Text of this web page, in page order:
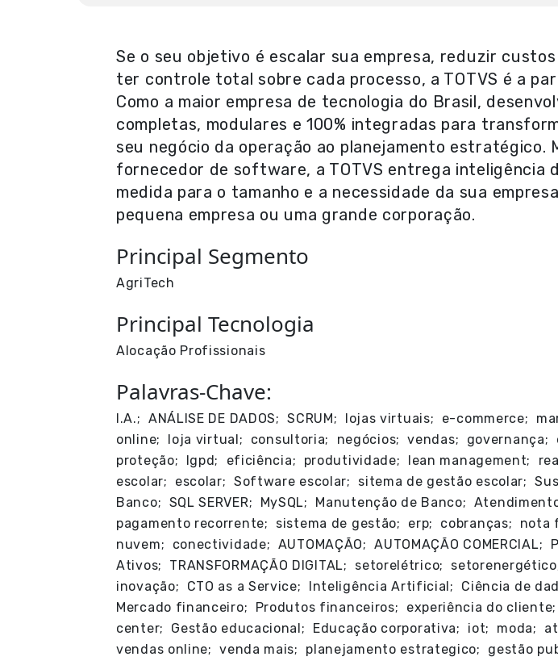
Se o seu objetivo é escalar sua empresa, reduzir
ter controle total sobre cada processo, a TOTVS é a
Como a maior empresa de tecnologia do Brasil,
completas, modulares e 100% integradas para
seu negócio da operação ao planejamento estratégico.
fornecedor de software, a TOTVS entrega inteligência
medida para o tamanho e a necessidade da sua
pequena empresa ou uma grande corporação.
Principal Segmento
AgriTech
Principal Tecnologia
Alocação Profissionais
Palavras-Chave:
I.A.; ANÁLISE DE DADOS; SCRUM; lojas virtuais; e-commerce;
online; loja virtual; consultoria; negócios; vendas; governança;
proteção; lgpd; eficiência; produtividade; lean management;
escolar; escolar; Software escolar; sitema de gestão escolar;
Banco; SQL SERVER; MySQL; Manutenção de Banco;
pagamento recorrente; sistema de gestão; erp; cobranças; nota
nuvem; conectividade; AUTOMAÇÃO; AUTOMAÇÃO COMERCIAL;
Ativos; TRANSFORMAÇÃO DIGITAL; setorelétrico;
inovação; CTO as a Service; Inteligência Artificial; Ciência de
Mercado financeiro; Produtos financeiros; experiência do
center; Gestão educacional; Educação corporativa; iot; moda;
vendas online; venda mais; planejamento estrategico; gestão